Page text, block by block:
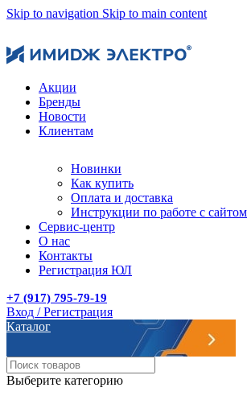
Skip to navigation Skip to main content
Акции
Бренды
Новости
Клиентам
Новинки
Как купить
Оплата и доставка
Инструкции по работе с сайтом
Сервис-центр
О нас
Контакты
Регистрация ЮЛ
+7 (917) 795-79-19
Вход / Регистрация
Каталог
Выберите категорию